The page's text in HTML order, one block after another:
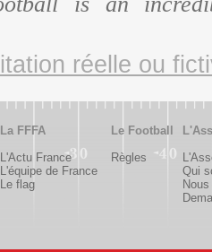
réelle ou
La FFFA
L'Actu France
L'équipe de France
Le flag
Le Football
Règles
Qui